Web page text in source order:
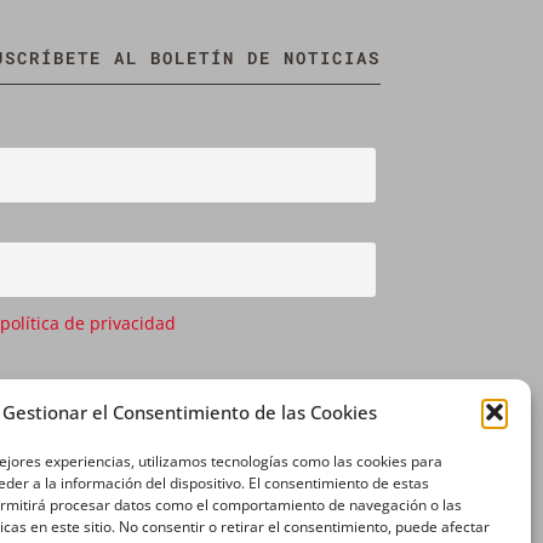
Gestionar el Consentimiento de las Cookies
experiencias, utilizamos tecnologías como las cookies para
a la información del dispositivo. El consentimiento de estas
procesar datos como el comportamiento de navegación o las
en este sitio. No consentir o retirar el consentimiento, puede afectar
AL BOLETÍN DE NOTICIAS
de privacidad